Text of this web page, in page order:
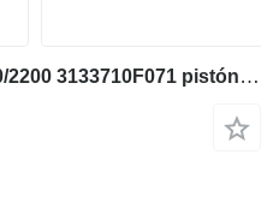
JCB PISTON Y BIELA 2160/2200 3133710F071 pistón para JCB cargadora telescópica